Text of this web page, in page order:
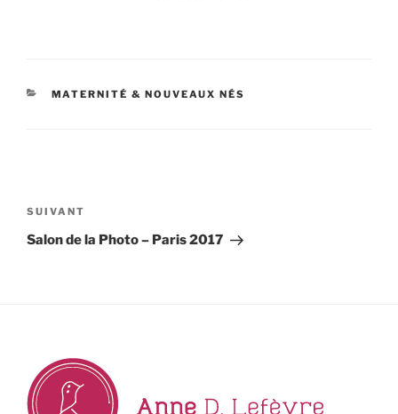
CATÉGORIES
MATERNITÉ & NOUVEAUX NÉS
de
l’article
Article
suivant
SUIVANT
Salon de la Photo – Paris 2017